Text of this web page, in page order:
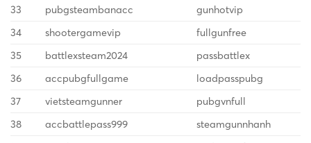
33
pubgsteambanacc
gunhotvip
34
shootergamevip
fullgunfree
35
battlexsteam2024
passbattlex
36
accpubgfullgame
loadpasspubg
37
vietsteamgunner
pubgvnfull
38
accbattlepass999
steamgunnhanh